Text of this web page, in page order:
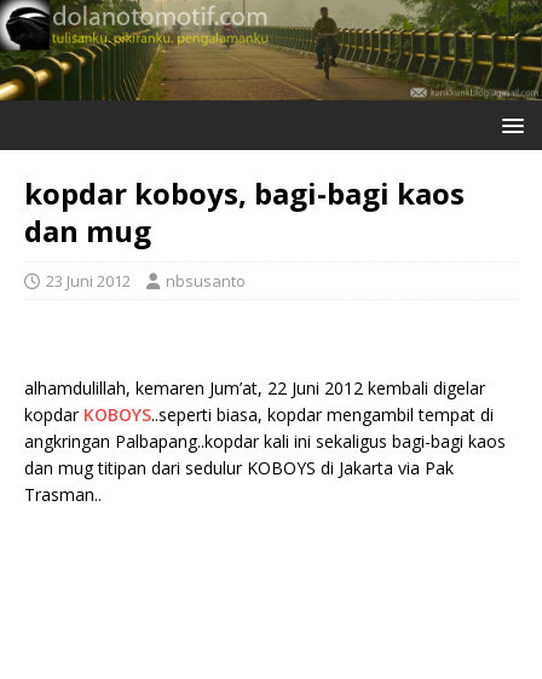
kopdar koboys, bagi-bagi kaos
dan mug
23 Juni 2012 nbsusanto
alhamdulillah, kemaren Jum’at, 22 Juni 2012 kembali digelar
kopdar KOBOYS..seperti biasa, kopdar mengambil tempat di
angkringan Palbapang..kopdar kali ini sekaligus bagi-bagi kaos
dan mug titipan dari sedulur KOBOYS di Jakarta via Pak
Trasman..